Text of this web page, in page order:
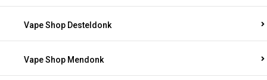
Vape Shop Desteldonk
Vape Shop Mendonk